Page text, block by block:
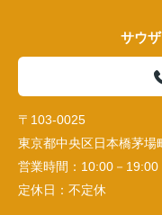
サウ
〒103-0025
東京都中央区日本橋茅
営業時間： 10:00－19:00
定休日： 不定休